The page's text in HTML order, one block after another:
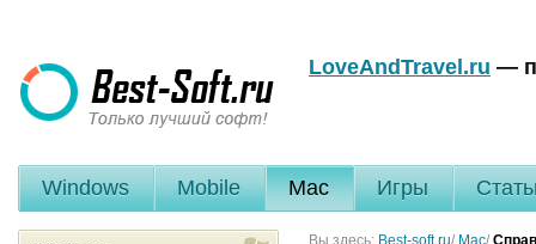
LoveAndTravel.ru —
Windows Mobile Mac Игры
Вы здесь: Best-soft.ru/ Mac/